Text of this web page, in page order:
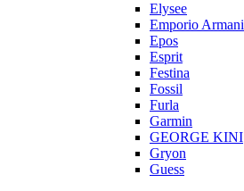
Elysee
Emporio Armani
Epos
Esprit
Festina
Fossil
Furla
Garmin
GEORGE KINI
Gryon
Guess